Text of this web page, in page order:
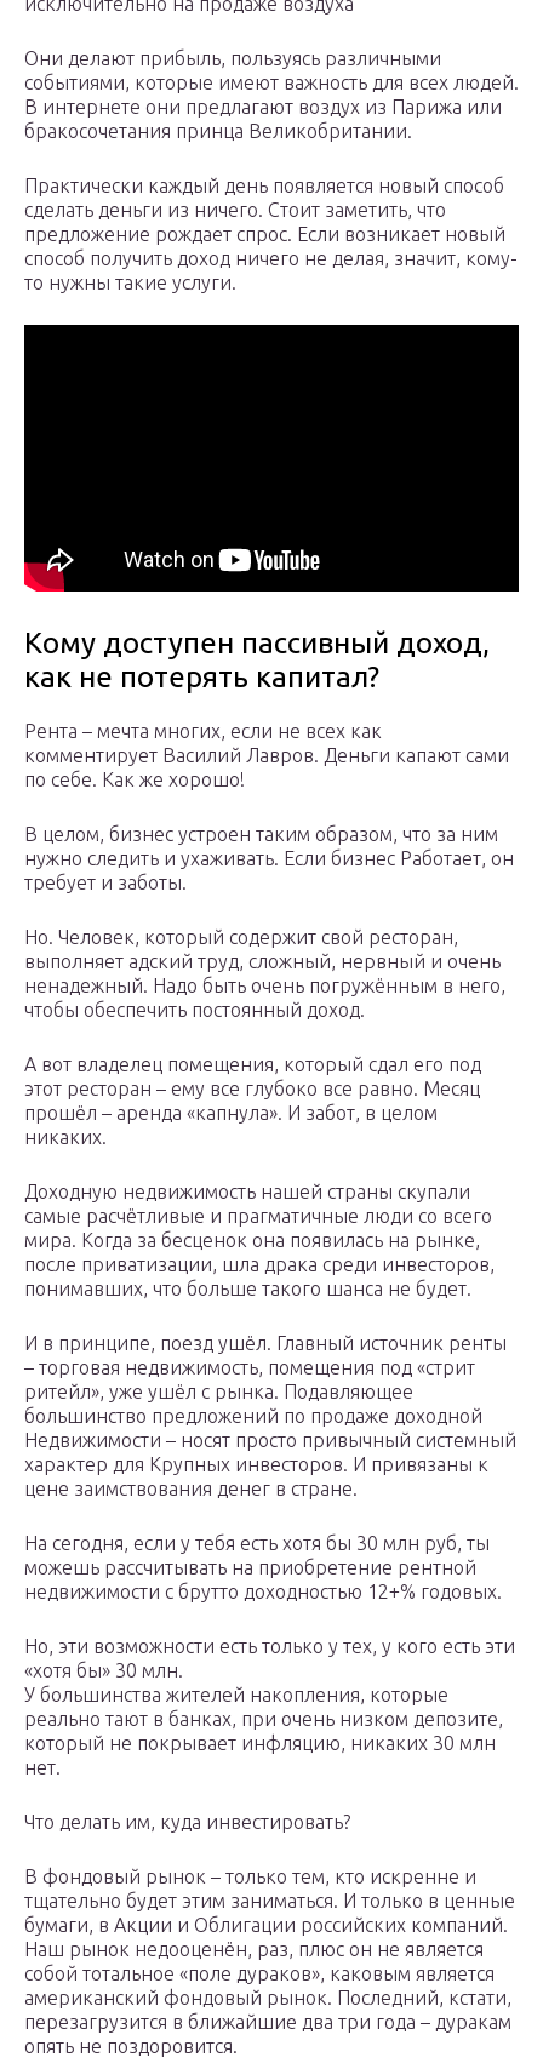
Они делают прибыль, пользуясь различными
событиями, которые имеют важность для всех людей.
В интернете они предлагают воздух из Парижа или
бракосочетания принца Великобритании.
Практически каждый день появляется новый способ
сделать деньги из ничего. Стоит заметить, что
предложение рождает спрос. Если возникает новый
способ получить доход ничего не делая, значит, кому-
то нужны такие услуги.
Кому доступен пассивный доход,
как не потерять капитал?
Рента – мечта многих, если не всех как
комментирует Василий Лавров. Деньги капают сами
по себе. Как же хорошо!
В целом, бизнес устроен таким образом, что за ним
нужно следить и ухаживать. Если бизнес Работает, он
требует и заботы.
Но. Человек, который содержит свой ресторан,
выполняет адский труд, сложный, нервный и очень
ненадежный. Надо быть очень погружённым в него,
чтобы обеспечить постоянный доход.
А вот владелец помещения, который сдал его под
этот ресторан – ему все глубоко все равно. Месяц
прошёл – аренда «капнула». И забот, в целом
никаких.
Доходную недвижимость нашей страны скупали
самые расчётливые и прагматичные люди со всего
мира. Когда за бесценок она появилась на рынке,
после приватизации, шла драка среди инвесторов,
понимавших, что больше такого шанса не будет.
И в принципе, поезд ушёл. Главный источник ренты
– торговая недвижимость, помещения под «стрит
ритейл», уже ушёл с рынка. Подавляющее
большинство предложений по продаже доходной
Недвижимости – носят просто привычный системный
характер для Крупных инвесторов. И привязаны к
цене заимствования денег в стране.
На сегодня, если у тебя есть хотя бы 30 млн руб, ты
можешь рассчитывать на приобретение рентной
недвижимости с брутто доходностью 12+% годовых.
Но, эти возможности есть только у тех, у кого есть эти
«хотя бы» 30 млн.
У большинства жителей накопления, которые
реально тают в банках, при очень низком депозите,
который не покрывает инфляцию, никаких 30 млн
нет.
Что делать им, куда инвестировать?
В фондовый рынок – только тем, кто искренне и
тщательно будет этим заниматься. И только в ценные
бумаги, в Акции и Облигации российских компаний.
Наш рынок недооценён, раз, плюс он не является
собой тотальное «поле дураков», каковым является
американский фондовый рынок. Последний, кстати,
перезагрузится в ближайшие два три года – дуракам
опять не поздоровится.